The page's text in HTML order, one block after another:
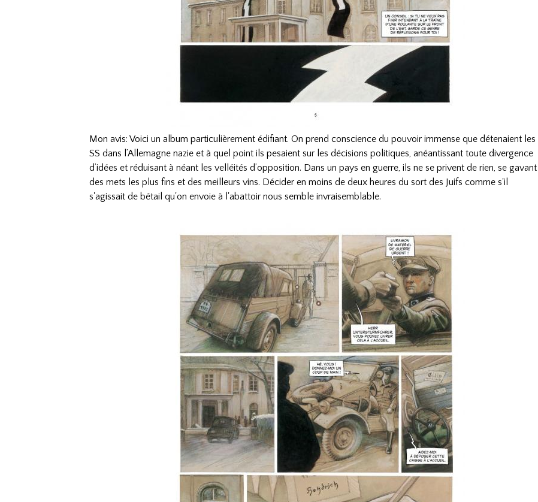
Mon avis: Voici un album particulièrement édifiant. On prend conscience du pouvoir immense que détenaient les
SS dans l’Allemagne nazie et à quel point ils pesaient sur les décisions politiques, anéantissant toute divergence
d’idées et réduisant à néant les velléités d’opposition. Dans un pays en guerre, ils ne se privent de rien, se gavant
des mets les plus fins et des meilleurs vins. Décider en moins de deux heures du sort des Juifs comme s'il
s'agissait de bétail qu'on envoie à l'abattoir nous semble invraisemblable.